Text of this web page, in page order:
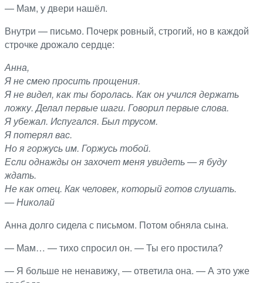
— Мам, у двери нашёл.
Внутри — письмо. Почерк ровный, строгий, но в каждой
строчке дрожало сердце:
Анна,
Я не смею просить прощения.
Я не видел, как ты боролась. Как он учился держать
ложку. Делал первые шаги. Говорил первые слова.
Я убежал. Испугался. Был трусом.
Я потерял вас.
Но я горжусь им. Горжусь тобой.
Если однажды он захочет меня увидеть — я буду
ждать.
Не как отец. Как человек, который готов слушать.
— Николай
Анна долго сидела с письмом. Потом обняла сына.
— Мам… — тихо спросил он. — Ты его простила?
— Я больше не ненавижу, — ответила она. — А это уже